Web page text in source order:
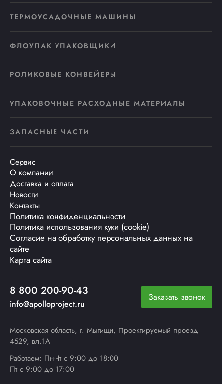
ТЕРМОУСАДОЧНЫЕ МАШИНЫ
ФЛОУПАК УПАКОВЩИКИ
РОЛИКОВЫЕ КОНВЕЙЕРЫ
УПАКОВОЧНЫЕ РАСХОДНЫЕ МАТЕРИАЛЫ
ЗАПАСНЫЕ ЧАСТИ
Сервис
О компании
Доставка и оплата
Новости
Контакты
Политика конфиденциальности
Политика использования куки (cookie)
Согласие на обработку персональных данных на
сайте
Карта сайта
8 800 200-90-43
info@apolloproject.ru
Заказать звонок
Московская область, г. Мытищи, Проектируемый проезд
4529, вл.1А
Работаем: Пн-Чт с 9:00 до 18:00
Пт с 9:00 до 17:00